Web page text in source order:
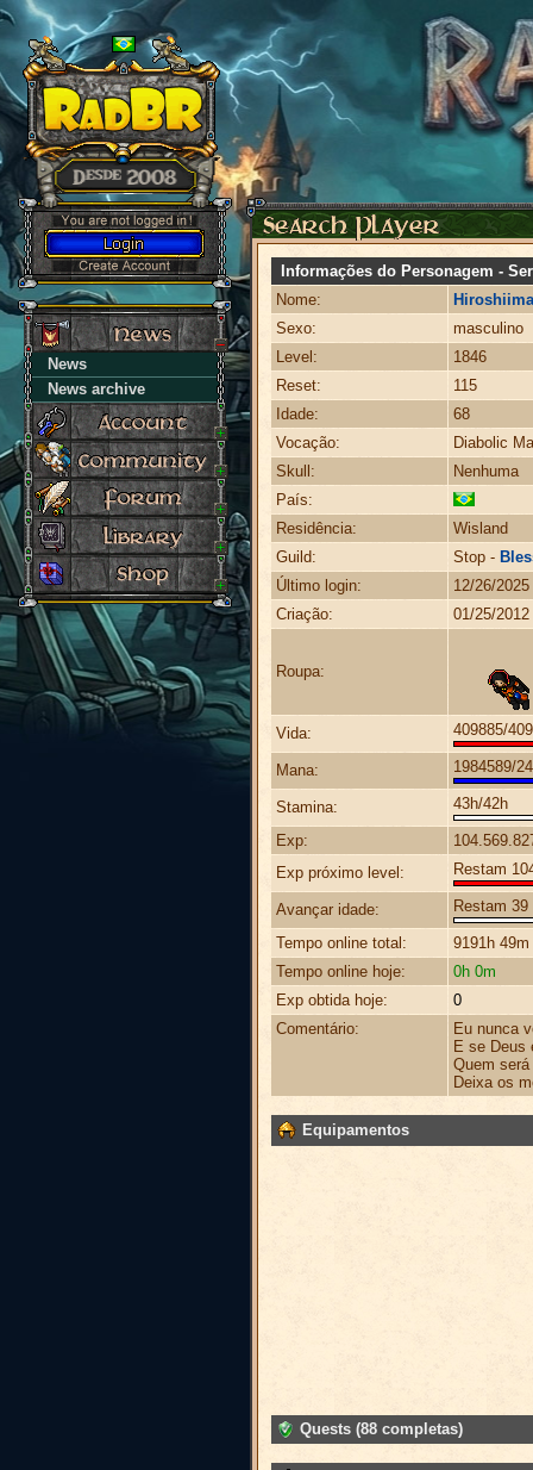
News
News archive
Informações do Personagem -
Nome:
Hiroshiima
Sexo:
masculino
Level:
1846
Reset:
115
Idade:
68
Vocação:
Diabolic
Skull:
Nenhuma
País:
Residência:
Wisland
Guild:
Stop -
Último login:
12/26/
Criação:
01/25/
Roupa:
Vida: 409885/
Mana: 1984589/
Stamina: 43h/42h
Exp:
Exp próximo level:
Restam
Avançar idade: Restam
Tempo online total:
9191h 49m
Tempo online hoje:
0h 0m
Exp obtida hoje:
0
Comentário:
Eu nunca
E se Deus
Quem
Deixa os
Equipamentos
Quests (88 completas)